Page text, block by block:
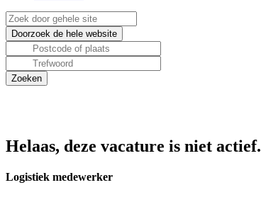
Helaas, deze vacature is niet actief.
Logistiek medewerker